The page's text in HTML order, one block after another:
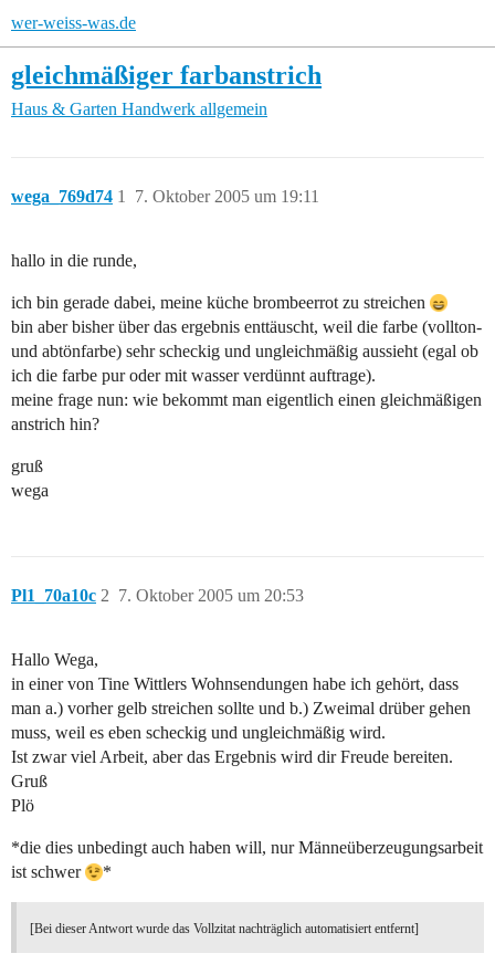
wer-weiss-was.de
gleichmäßiger farbanstrich
Haus & Garten Handwerk allgemein
wega_769d74 7. Oktober 2005 um 19:11
1
hallo in die runde,
ich bin gerade dabei, meine küche brombeerrot zu streichen
bin aber bisher über das ergebnis enttäuscht, weil die farbe (vollton-
und abtönfarbe) sehr scheckig und ungleichmäßig aussieht (egal ob
ich die farbe pur oder mit wasser verdünnt auftrage).
meine frage nun: wie bekommt man eigentlich einen gleichmäßigen
anstrich hin?
gruß
wega
Pl1_70a10c 7. Oktober 2005 um 20:53
2
Hallo Wega,
in einer von Tine Wittlers Wohnsendungen habe ich gehört, dass
man a.) vorher gelb streichen sollte und b.) Zweimal drüber gehen
muss, weil es eben scheckig und ungleichmäßig wird.
Ist zwar viel Arbeit, aber das Ergebnis wird dir Freude bereiten.
Gruß
Plö
*die dies unbedingt auch haben will, nur Männeüberzeugungsarbeit
ist schwer
*
[Bei dieser Antwort wurde das Vollzitat nachträglich automatisiert entfernt]